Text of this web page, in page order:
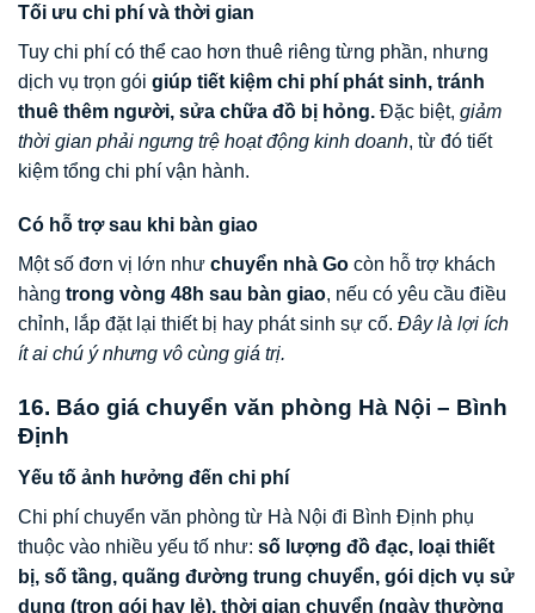
Tối ưu chi phí và thời gian
Tuy chi phí có thể cao hơn thuê riêng từng phần, nhưng
dịch vụ trọn gói giúp tiết kiệm chi phí phát sinh, tránh
thuê thêm người, sửa chữa đồ bị hỏng. Đặc biệt, giảm
thời gian phải ngưng trệ hoạt động kinh doanh, từ đó tiết
kiệm tổng chi phí vận hành.
Có hỗ trợ sau khi bàn giao
Một số đơn vị lớn như chuyển nhà Go còn hỗ trợ khách
hàng trong vòng 48h sau bàn giao, nếu có yêu cầu điều
chỉnh, lắp đặt lại thiết bị hay phát sinh sự cố. Đây là lợi ích
ít ai chú ý nhưng vô cùng giá trị.
16. Báo giá chuyển văn phòng Hà Nội – Bình
Định
Yếu tố ảnh hưởng đến chi phí
Chi phí chuyển văn phòng từ Hà Nội đi Bình Định phụ
thuộc vào nhiều yếu tố như: số lượng đồ đạc, loại thiết
bị, số tầng, quãng đường trung chuyển, gói dịch vụ sử
dụng (trọn gói hay lẻ), thời gian chuyển (ngày thường